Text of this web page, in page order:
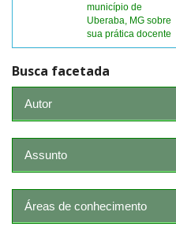
município de
Uberaba, MG sobre
sua prática docente
Busca facetada
Autor
Assunto
Áreas de conhecimento